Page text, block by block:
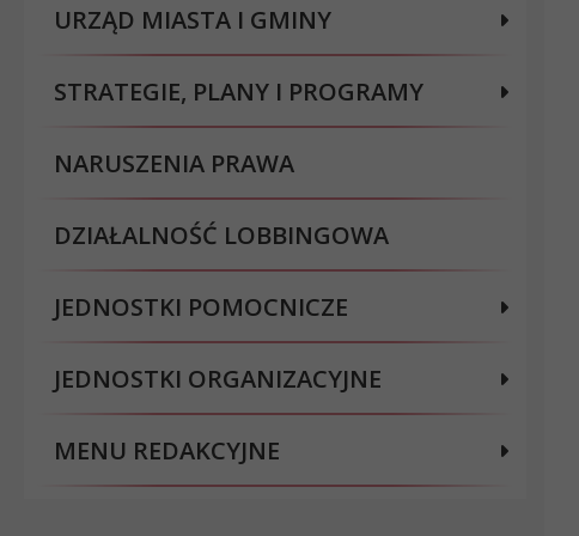
URZĄD MIASTA I GMINY
STRATEGIE, PLANY I PROGRAMY
NARUSZENIA PRAWA
DZIAŁALNOŚĆ LOBBINGOWA
JEDNOSTKI POMOCNICZE
JEDNOSTKI ORGANIZACYJNE
MENU REDAKCYJNE